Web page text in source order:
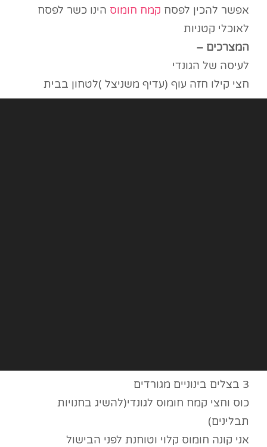
אפשר להכין לפסח קמח חומוס הינו כשר לפסח
לאוכלי קטניות
המצרכים –
לעיסה של הגונדי
חצי קילו חזה עוף (עדיף משניצל )לטחון בבית
3 בצלים בינוניים מגורדים
כוס וחצי קמח חומוס לגונדי(להשיג בחנויות
תבלינים)
אני קונה חומוס קלוי וטוחנת לפני הבישול